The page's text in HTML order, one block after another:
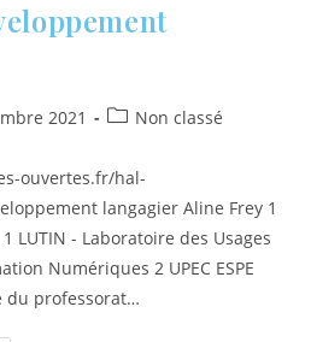
2021 Non classé
ouvertes.fr/hal-
langagier Aline Frey 1
LUTIN - Laboratoire des Usages
Numériques 2 UPEC ESPE
du professorat…